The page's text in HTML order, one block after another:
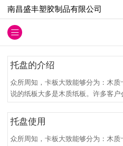
南昌盛丰塑胶制品有限公司
托盘的介绍
众所周知，卡板大致能够分为：木
说的纸板大多是木质纸板。许多客户
托盘使用
众所周知，卡板大致能够分为：木